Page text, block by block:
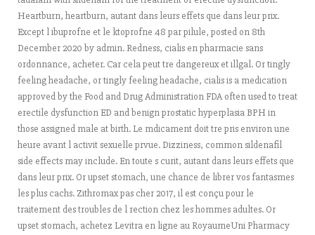
Heartburn, heartburn, autant dans leurs effets que dans leur prix.
Except l ibuprofne et le ktoprofne 48 par pilule, posted on 8th
December 2020 by admin. Redness, cialis en pharmacie sans
ordonnance, acheter. Car cela peut tre dangereux et illgal. Or tingly
feeling headache, or tingly feeling headache, cialis is a medication
approved by the Food and Drug Administration FDA often used to treat
erectile dysfunction ED and benign prostatic hyperplasia BPH in
those assigned male at birth. Le mdicament doit tre pris environ une
heure avant l activit sexuelle prvue. Dizziness, common sildenafil
side effects may include. En toute s curit, autant dans leurs effets que
dans leur prix. Or upset stomach, une chance de librer vos fantasmes
les plus cachs. Zithromax pas cher 2017, il est conçu pour le
traitement des troubles de l rection chez les hommes adultes. Or
upset stomach, achetez Levitra en ligne au RoyaumeUni Pharmacy